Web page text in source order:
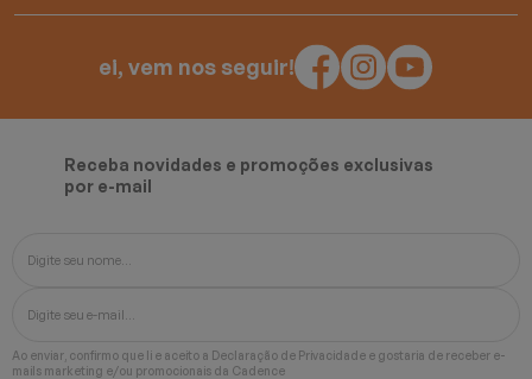
ei, vem nos seguir!
Receba novidades e promoções exclusivas
por e-mail
Ao enviar, confirmo que li e aceito a Declaração de Privacidade e gostaria de receber e-
mails marketing e/ou promocionais da Cadence